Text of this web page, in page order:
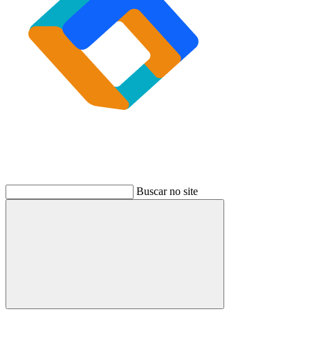
Buscar no site
Buscar